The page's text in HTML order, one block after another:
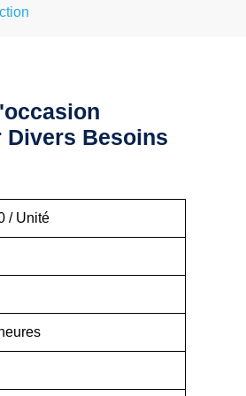
Divers Besoins
/ Unité